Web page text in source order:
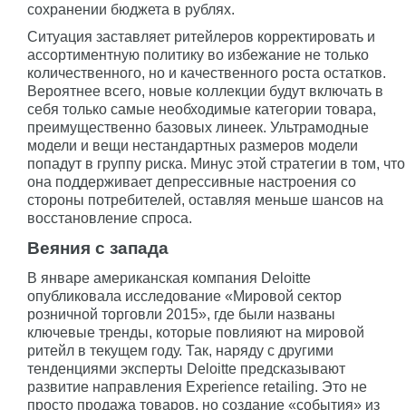
сохранении бюджета в рублях.
Ситуация заставляет ритейлеров корректировать и
ассортиментную политику во избежание не только
количественного, но и качественного роста остатков.
Вероятнее всего, новые коллекции будут включать в
себя только самые необходимые категории товара,
преимущественно базовых линеек. Ультрамодные
модели и вещи нестандартных размеров модели
попадут в группу риска. Минус этой стратегии в том, что
она поддерживает депрессивные настроения со
стороны потребителей, оставляя меньше шансов на
восстановление спроса.
Веяния с запада
В январе американская компания Deloitte
опубликовала исследование «Мировой сектор
розничной торговли 2015», где были названы
ключевые тренды, которые повлияют на мировой
ритейл в текущем году. Так, наряду с другими
тенденциями эксперты Deloitte предсказывают
развитие направления Experience retailing. Это не
просто продажа товаров, но создание «события» из